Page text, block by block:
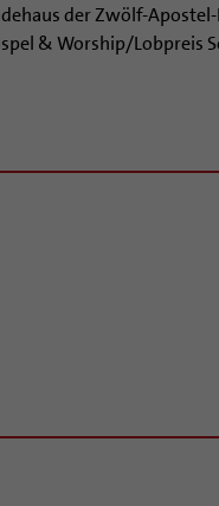
der Zwölf-
& Worship/Lobpreis